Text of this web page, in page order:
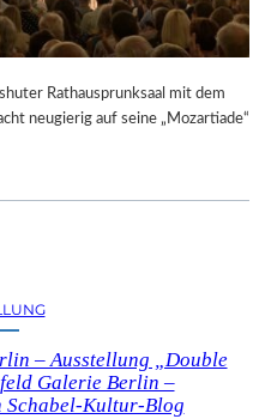
Rathausprunksaal mit dem
neugierig auf seine „Mozartiade“
– Ausstellung „Double
Galerie Berlin –
Schabel-Kultur-Blog